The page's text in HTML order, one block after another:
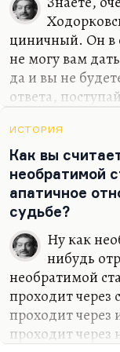
циничный. Он в
не могу вам
да и вы не
ответа,
что выгода с
отношениях.
журналист и
выгодно. Я с
прагматичного
Горбовский у
поступать так.
способны. Я,
согласен с
совершить
ИСТОРИЯ
Как вы
необратимой
апатичное
судьбе?
Ну как
нибудь
необратимой
проходит через
проходит через
проходит через